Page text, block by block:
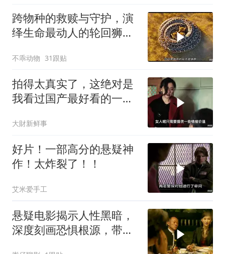
跨物种的救赎与守护，演
绎生命最动人的轮回狮子
不乖动物 31跟贴
拍得太真实了，这绝对是
我看过国产最好看的一部
大財新鲜事
好片！一部高分的悬疑神
作！太炸裂了！！
艾米爱手工
悬疑电影揭示人性黑暗，
深度刻画恐惧根源，带你